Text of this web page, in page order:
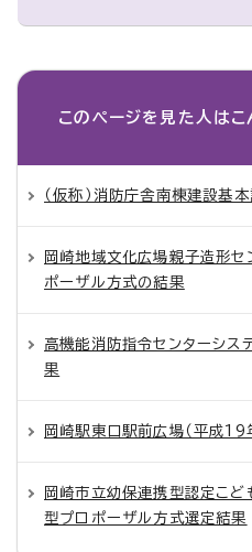
このページを見た人は こ
（仮称）消防庁舎南棟建設基
岡崎地域文化広場親子造形セ
ポーザル方式の結果
高機能消防指令センターシス
果
岡崎駅東口駅前広場（平成19
岡崎市立幼保連携型認定こど
型プロポーザル方式選定結果